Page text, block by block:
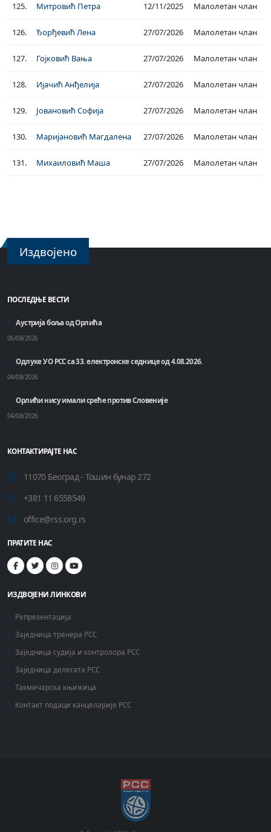
125. Митровић Петра 12/11/2025 Малолетан члан
126. Ђорђевић Лена 27/07/2026 Малолетан члан
127. Гојковић Вања 27/07/2026 Малолетан члан
128. Ијачић Анђелија 27/07/2026 Малолетан члан
129. Јовановић Софија 27/07/2026 Малолетан члан
130. Маријановић Магдалена 27/07/2026 Малолетан члан
131. Михаиловић Маша 27/07/2026 Малолетан члан
Издвојено
ПОСЛЕДЊЕ ВЕСТИ
Аустрија боља од Орлића
06/08/2026
Одлуке УО РСС са 33. електронске седнице од 4.08.2026.
04/08/2026
Орлићи нису имали среће против Словеније
04/08/2026
КОНТАКТИРАЈТЕ НАС
11070 Београд - Тошин бунар 272
+381 11 6558549
office@rss.org.rs
ПРАТИТЕ НАС
ИЗДВОЈЕНИ ЛИНКОВИ
Репрезентација
Заједница тренера РСС
Заједница судија и контролора РСС
Заједница делегата РСС
Такмичарска књижица
Контакт подаци канцеларије РСС